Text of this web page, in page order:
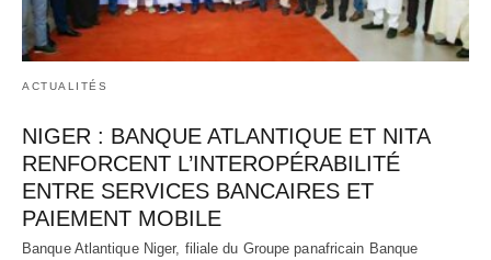
ACTUALITÉS
NIGER : BANQUE ATLANTIQUE ET NITA
RENFORCENT L’INTEROPÉRABILITÉ
ENTRE SERVICES BANCAIRES ET
PAIEMENT MOBILE
Banque Atlantique Niger, filiale du Groupe panafricain Banque